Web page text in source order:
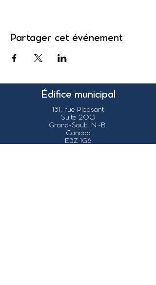
Partager cet événement
Édifice municipal
131, rue Pleasant
Suite 200
Grand-Sault, N.-B.
Canada
E3Z 1G6